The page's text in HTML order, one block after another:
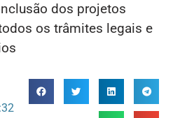
dos projetos
os trâmites legais e